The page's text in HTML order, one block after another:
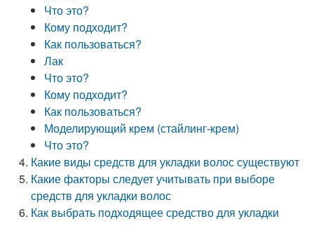
Что это?
Кому подходит?
Как пользоваться?
Лак
Что это?
Кому подходит?
Как пользоваться?
Моделирующий крем (стайлинг-крем)
Что это?
Какие виды средств для укладки волос существуют
Какие факторы следует учитывать при выборе
средств для укладки волос
Как выбрать подходящее средство для укладки